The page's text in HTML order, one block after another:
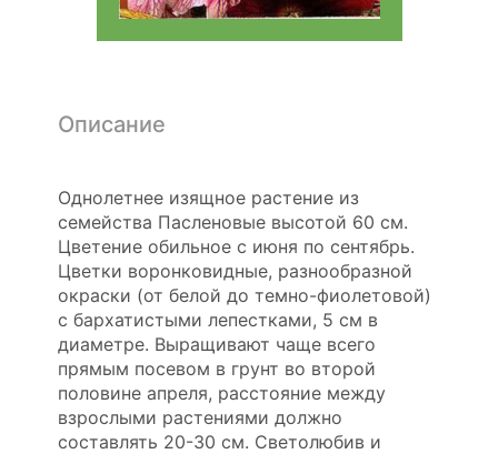
Описание
Однолетнее изящное растение из
семейства Пасленовые высотой 60 см.
Цветение обильное с июня по сентябрь.
Цветки воронковидные, разнообразной
окраски (от белой до темно-фиолетовой)
с бархатистыми лепестками, 5 см в
диаметре. Выращивают чаще всего
прямым посевом в грунт во второй
половине апреля, расстояние между
взрослыми растениями должно
составлять 20-30 см. Светолюбив и